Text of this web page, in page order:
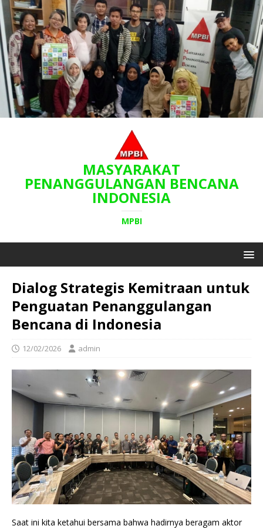
MASYARAKAT
PENANGGULANGAN BENCANA
INDONESIA
MPBI
Dialog Strategis Kemitraan untuk
Penguatan Penanggulangan
Bencana di Indonesia
12/02/2026 admin
Saat ini kita ketahui bersama bahwa hadirnya beragam aktor